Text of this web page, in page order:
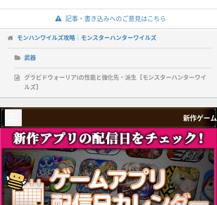
記事・書き込みへのご意見はこちら
モンハンワイルズ攻略｜モンスターハンターワイルズ
武器
グラビドウォーリアⅠの性能と強化先・派生【モンスターハンターワイ
ルズ】
新作ゲーム